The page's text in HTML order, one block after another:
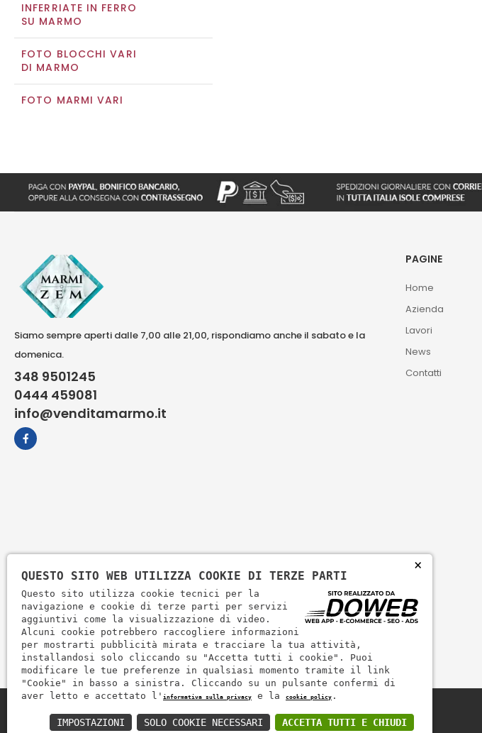
INFERRIATE IN FERRO
SU MARMO
FOTO BLOCCHI VARI
DI MARMO
FOTO MARMI VARI
Siamo sempre aperti dalle 7,00 alle 21,00, rispondiamo anche il sabato e la
domenica.
348 9501245
0444 459081
info@venditamarmo.it
PAGINE
Home
Azienda
Lavori
News
Contatti
Zem Marmi P.I. 03463990246
×
QUESTO SITO WEB UTILIZZA COOKIE DI TERZE PARTI
Questo sito utilizza cookie tecnici per la
navigazione e cookie di terze parti per servizi
aggiuntivi come la visualizzazione di video.
Alcuni cookie potrebbero raccogliere informazioni
per mostrarti pubblicità mirata e tracciare la tua attività,
installandosi solo cliccando su "Accetta tutti i cookie". Puoi
modificare le tue preferenze in qualsiasi momento tramite il link
"Cookie" in basso a sinistra. Cliccando su un pulsante confermi di
aver letto e accettato l' informativa sulla privacy e la cookie policy .
ACCETTA TUTTI E CHIUDI
SOLO COOKIE NECESSARI
IMPOSTAZIONI